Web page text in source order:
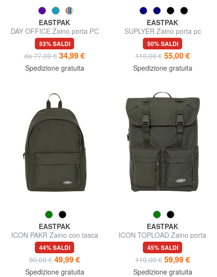
EASTPAK
DAY OFFICE Zaino porta PC
16"
53% SALDI
da 77,00 € 34,99 €
Spedizione gratuita
EASTPAK
SUPLYER Zaino porta pc
15.6"
50% SALDI
110,00 € 55,00 €
Spedizione gratuita
EASTPAK
ICON PAKR Zaino con tasca
frontale
44% SALDI
90,00 € 49,99 €
Spedizione gratuita
EASTPAK
ICON TOPLOAD Zaino porta
PC e borraccia
45% SALDI
110,00 € 59,99 €
Spedizione gratuita